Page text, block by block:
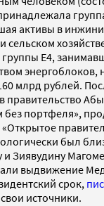
активы в
сельском
группы Е4,
энергоблоков,
млрд рублей.
правительство
без портфеля»,
был
и Зиявудину
выдвижение
срок,
источники.